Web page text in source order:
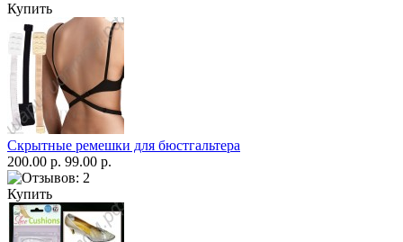
Купить
Скрытные ремешки для бюстгальтера
200.00 р. 99.00 р.
Купить